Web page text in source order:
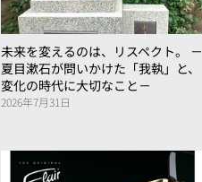
未来を変えるのは、リスペクト。 －
夏目漱石が問いかけた「我執」と、
変化の時代に大切なこと－
2026年7月31日